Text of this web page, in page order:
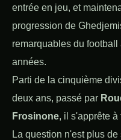
entrée en jeu, et
progression de
remarquables du
années.
Parti de la cinquième
deux ans, passé par
Frosinone, il s'apprête
La question n'est plus